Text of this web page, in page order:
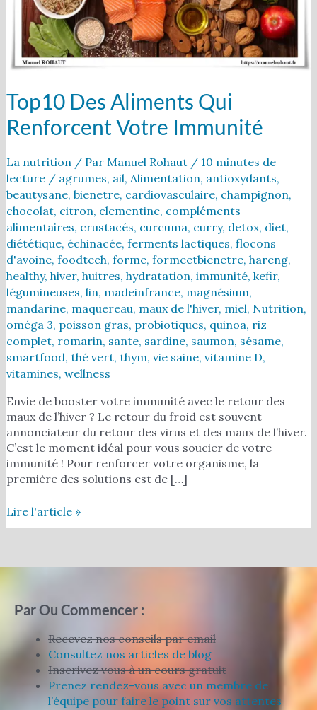
Top10 Des Aliments Qui
Renforcent Votre Immunité
La nutrition / Par Manuel Rohaut / 10 minutes de
lecture/ agrumes, ail, Alimentation, antioxydants,
beautysane, bienetre, cardiovasculaire, champignon,
chocolat, citron, clementine, compléments
alimentaires, crustacés, curcuma, curry, detox, diet,
diététique, échinacée, ferments lactiques, flocons
d'avoine, foodtech, forme, formeetbienetre, hareng,
healthy, hiver, huitres, hydratation, immunité, kefir,
légumineuses, lin, madeinfrance, magnésium,
mandarine, maquereau, maux de l'hiver, miel, Nutrition,
oméga 3, poisson gras, probiotiques, quinoa, riz
complet, romarin, sante, sardine, saumon, sésame,
smartfood, thé vert, thym, vie saine, vitamine D,
vitamines, wellness
Envie de booster votre immunité avec le retour des
maux de l’hiver ? Le retour du froid est souvent
annonciateur du retour des virus et des maux de l’hiver.
C’est le moment idéal pour vous soucier de votre
immunité ! Pour renforcer votre organisme, la
première des solutions est de […]
Lire l'article »
Par Ou Commencer :
Recevez nos conseils par email
Consultez nos articles de blog
Inscrivez vous à un cours gratuit
Prenez rendez-vous avec un membre de
l’équipe pour faire le point sur vos attentes